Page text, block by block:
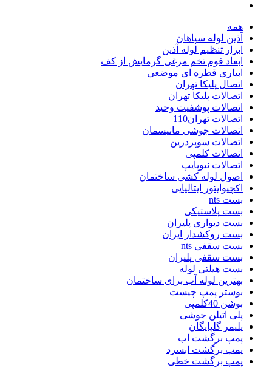
همه
آذین لوله سپاهان
ابزار تنظیم لوله آذین
ابعاد فوم تخم مرغی گرمایش از کف
ابیاری قطره ای موضعی
اتصال پلیکا تهران
اتصالات پلیکا تهران
اتصالات پوشفیت وحید
اتصالات تهران110
اتصالات جوشی مانیسمان
اتصالات سوپردرین
اتصالات کلمپی
اتصالات نیوپایپ
اصول لوله کشی ساختمان
اکچیوایتور ایتالیایی
بست nts
بست پلاستیکی
بست دیواری پلیران
بست روکشدار ایران
بست سقفی nts
بست سقفی پلیران
بست هیلتی لوله
بهترین لوله آب برای ساختمان
بوستر پمپ چیست
بوشن 40کلمپی
پلی اتیلن جوشی
پلیمر گلپایگان
پمپ برگشت اب
پمپ برگشت ابسرد
پمپ برگشت خطی